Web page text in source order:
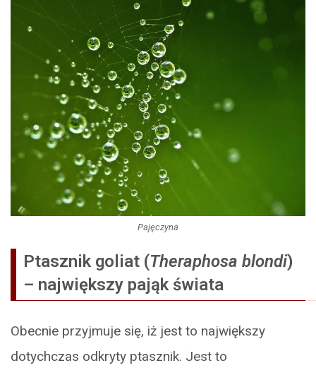
Pajęczyna
Ptasznik goliat (Theraphosa blondi)
– największy pająk świata
Obecnie przyjmuje się, iż jest to największy
dotychczas odkryty ptasznik. Jest to